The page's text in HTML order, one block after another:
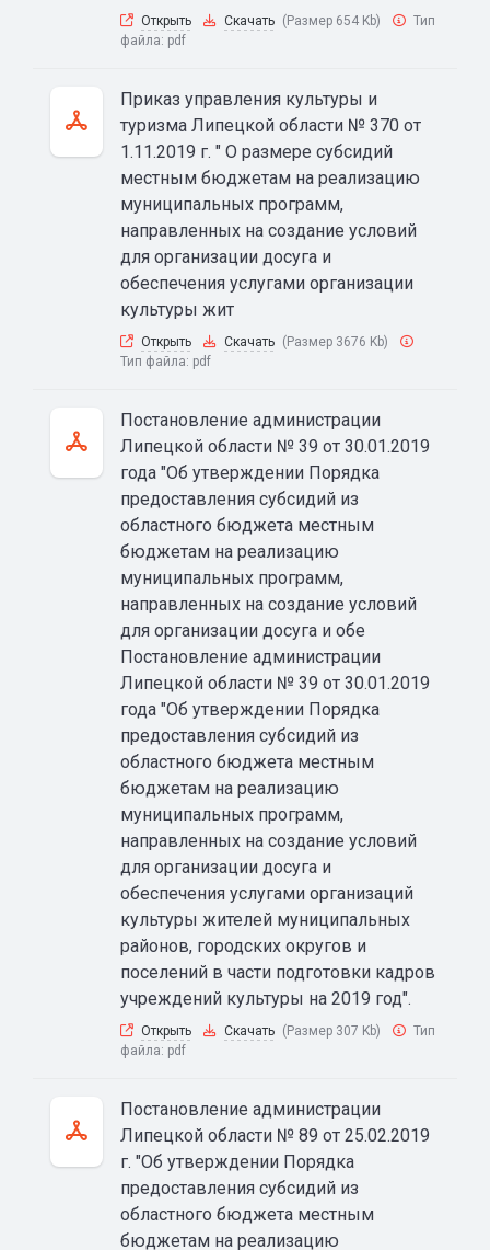
Открыть Скачать (Размер 654 Kb)
Тип
файла: pdf
Приказ управления культуры и
туризма Липецкой области № 370 от
1.11.2019 г. " О размере субсидий
местным бюджетам на реализацию
муниципальных программ,
направленных на создание условий
для организации досуга и
обеспечения услугами организации
культуры жит
Открыть Скачать (Размер 3676 Kb)
Тип файла: pdf
Постановление администрации
Липецкой области № 39 от 30.01.2019
года "Об утверждении Порядка
предоставления субсидий из
областного бюджета местным
бюджетам на реализацию
муниципальных программ,
направленных на создание условий
для организации досуга и обе
Постановление администрации
Липецкой области № 39 от 30.01.2019
года "Об утверждении Порядка
предоставления субсидий из
областного бюджета местным
бюджетам на реализацию
муниципальных программ,
направленных на создание условий
для организации досуга и
обеспечения услугами организаций
культуры жителей муниципальных
районов, городских округов и
поселений в части подготовки кадров
учреждений культуры на 2019 год".
Открыть Скачать (Размер 307 Kb)
Тип
файла: pdf
Постановление администрации
Липецкой области № 89 от 25.02.2019
г. "Об утверждении Порядка
предоставления субсидий из
областного бюджета местным
бюджетам на реализацию